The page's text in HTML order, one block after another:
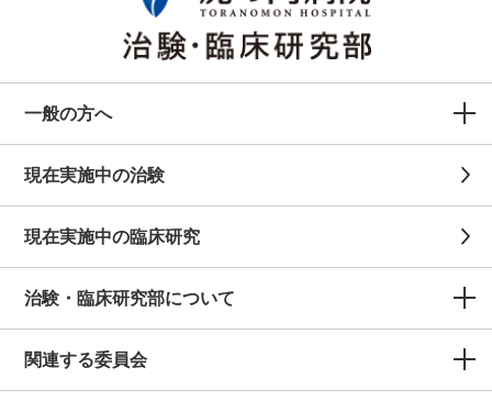
一般の方へ
現在実施中の治験
現在実施中の臨床研究
治験・臨床研究部について
関連する委員会